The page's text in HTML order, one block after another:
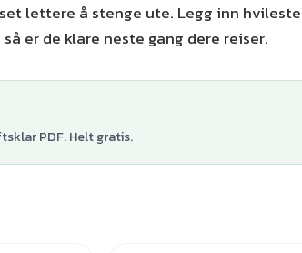
lettere å stenge ute. Legg inn
er de klare neste gang dere reiser.
PDF. Helt gratis.